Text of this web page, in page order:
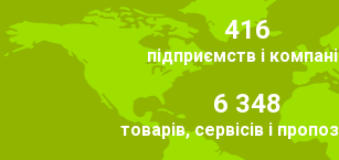
416
підприємств і
6 348
товарів, сервісів і